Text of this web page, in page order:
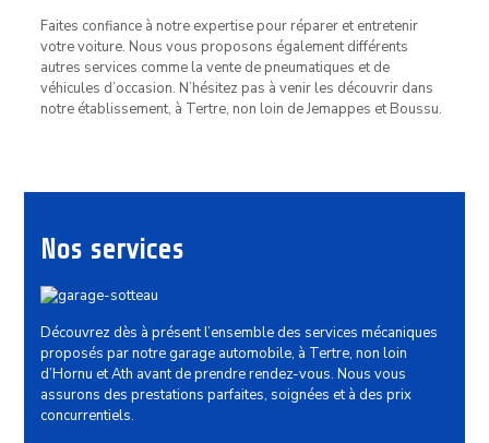
Faites confiance à notre expertise pour réparer et entretenir
votre voiture. Nous vous proposons également différents
autres services comme la vente de pneumatiques et de
véhicules d’occasion. N’hésitez pas à venir les découvrir dans
notre établissement, à Tertre, non loin de Jemappes et Boussu.
Nos services
Découvrez dès à présent l’ensemble des services mécaniques
proposés par notre garage automobile, à Tertre, non loin
d’Hornu et Ath avant de prendre rendez-vous. Nous vous
assurons des prestations parfaites, soignées et à des prix
concurrentiels.